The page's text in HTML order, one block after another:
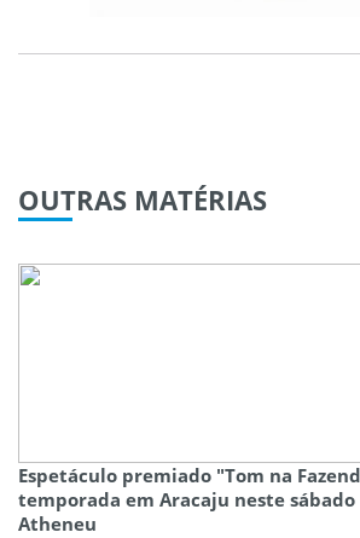
OUTRAS MATÉRIAS
Espetáculo premiado "Tom na
temporada em Aracaju neste
Atheneu